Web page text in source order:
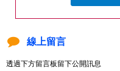
線上留言
透過下方留言板留下公開訊息